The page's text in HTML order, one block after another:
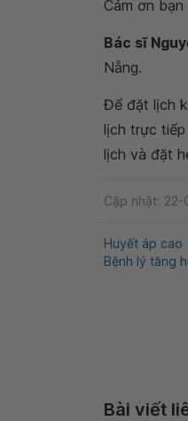
Cảm ơn
Bác sĩ
Nẵng.
Để đặt lịch
lịch trực tiếp
lịch và đặt
Cập nhật:
Huyết áp cao
Bệnh lý tăng
Bài viết